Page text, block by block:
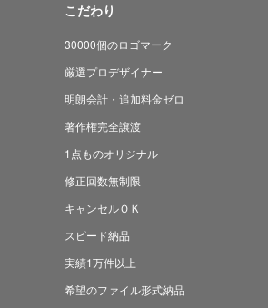
こだわり
30000個のロゴマーク
厳選プロデザイナー
明朗会計・追加料金ゼロ
著作権完全譲渡
1点ものオリジナル
修正回数無制限
キャンセルＯＫ
スピード納品
実績1万件以上
希望のファイル形式納品